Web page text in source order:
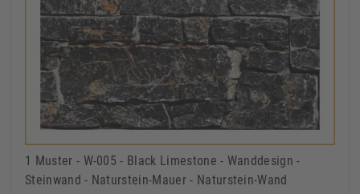
1 Muster - W-005 - Black Limestone - Wanddesign -
Steinwand - Naturstein-Mauer - Naturstein-Wand